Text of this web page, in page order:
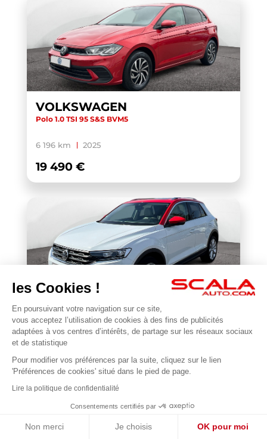
VOLKSWAGEN
Polo 1.0 TSI 95 S&S BVM5
6 196 km 2025
19 490 €
VOLKSWAGEN
T-Roc 1.5 TSI 150 EVO Start/Stop DSG7
118 201 km
17 990 €
les Cookies !
En poursuivant votre navigation sur ce site,
vous acceptez l’utilisation de cookies à des fins de publicités
adaptées à vos centres d’intérêts, de partage sur les réseaux sociaux
et de statistique
Pour modifier vos préférences par la suite, cliquez sur le lien
'Préférences de cookies' situé dans le pied de page.
Lire la politique de confidentialité
Consentements certifiés par
Non merci Je choisis OK pour moi
BONJOUR 😊
Je suis en ligne pour répondre à vos questions !